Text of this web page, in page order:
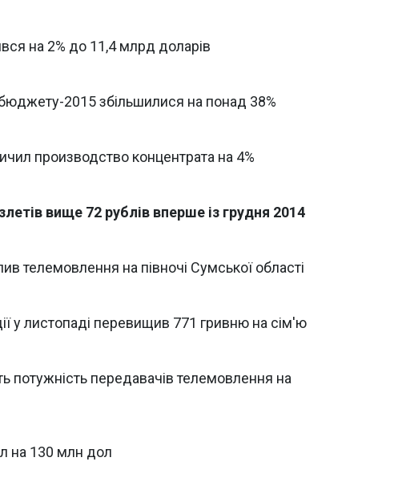
на 2% до 11,4 млрд доларів
2015 збільшилися на понад 38%
производство концентрата на 4%
вище 72 рублів вперше із грудня 2014
телемовлення на півночі Сумської області
у листопаді перевищив 771 гривню на сім'ю
потужність передавачів телемовлення на
на 130 млн дол